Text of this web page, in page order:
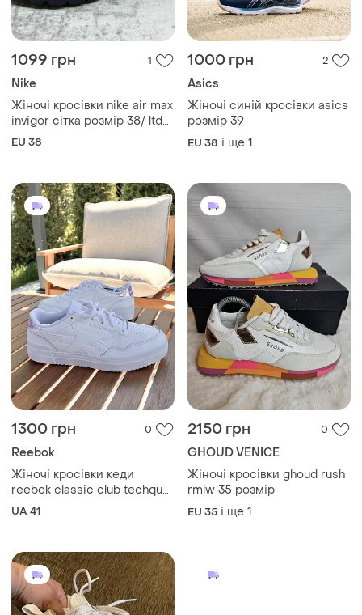
Жіночі кросівки nike air max
invigor сітка розмір 38/ ltd
zero trax excee dawn zoom
react flyknit thea
EU 38
Жіночі синій кросівки asics
розмір 39
і ще 1
1300 грн
Reebok
Жіночі кросівки кеди
reebok classic club techque
t bold 2 (gz6016) — 41 розмір
(27 см) білі оригінал
UA 41
2150 грн 0
GHOUD VENICE
Жіночі кросівки ghoud rush
rmlw 35 розмір
EU 35 і ще 1